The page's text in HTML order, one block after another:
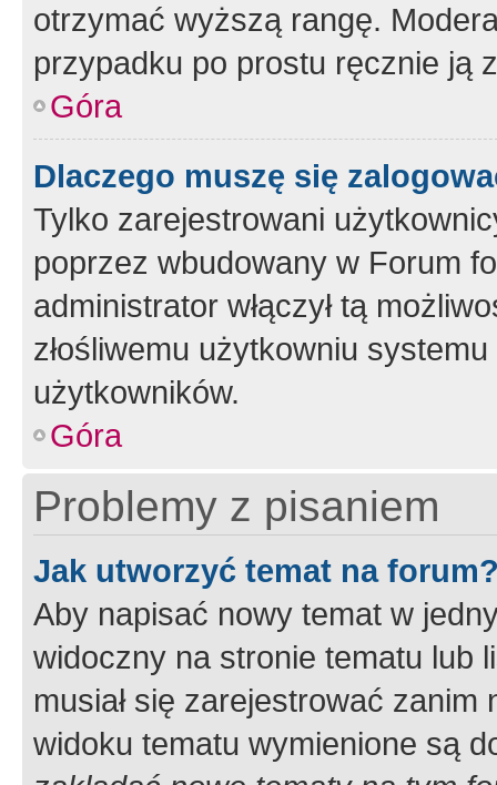
otrzymać wyższą rangę.
przypadku po prostu ręcznie ją
Góra
Dlaczego muszę się
Tylko zarejestrowani
poprzez wbudowany w Forum
administrator włączył tą
złośliwemu użytkowniu
użytkowników.
Góra
Problemy z pisaniem
Jak utworzyć temat na
Aby napisać nowy temat w
widoczny na stronie tematu lub
musiał się zarejestrować
widoku tematu wymienione są